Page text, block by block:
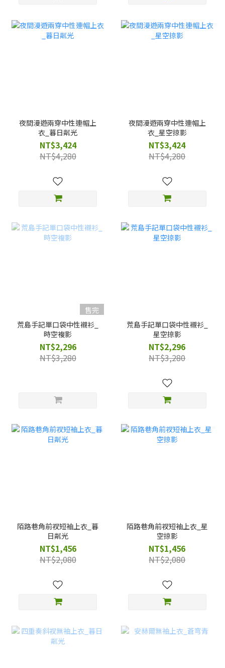
夜間漫遊兩穿中性連帽上
衣_暮日粼光
NT$3,424
NT$4,280
夜間漫遊兩穿中性連帽上
衣_星空掠影
NT$3,424
NT$4,280
售完
荒島手記單口袋中性襯衫_
時空複影
NT$2,296
NT$3,280
荒島手記單口袋中性襯衫_
星空掠影
NT$2,296
NT$3,280
陌路巷角前衩短袖上衣_暮
日粼光
NT$1,456
NT$2,080
陌路巷角前衩短袖上衣_星
空掠影
NT$1,456
NT$2,080